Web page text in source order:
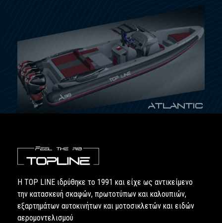
ATLANTIC
Η TOP LINE ιδρύθηκε το 1991 και είχε ως αντικείμενο
την κατασκευή σκαφών, πρωτοτύπων και καλουπιών,
εξαρτημάτων αυτοκινήτων και μοτοσικλετών και ειδών
αερομοντελισμού